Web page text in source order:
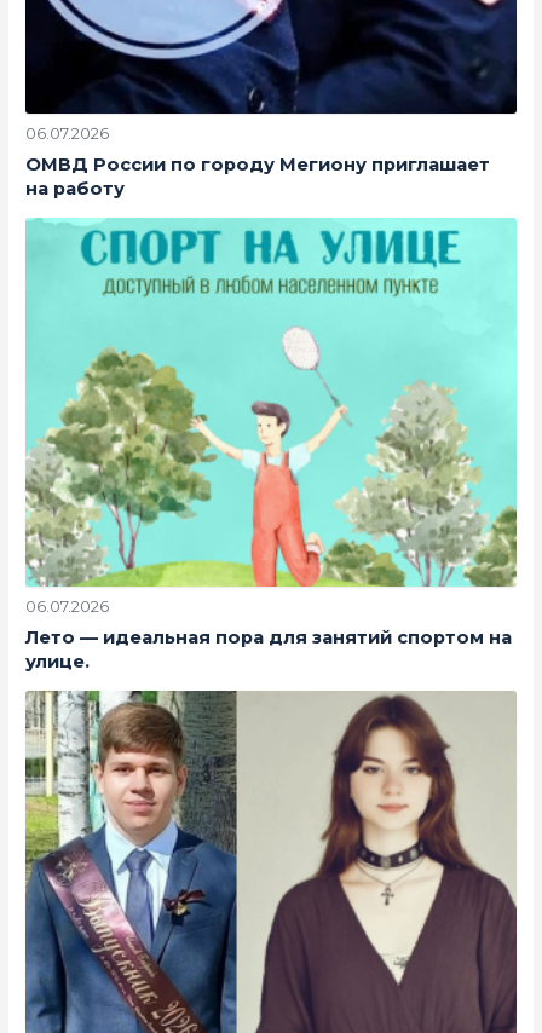
06.07.2026
ОМВД России по городу Мегиону приглашает
на работу
06.07.2026
Лето — идеальная пора для занятий спортом на
улице.